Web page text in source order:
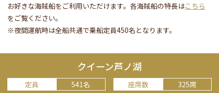
お好きな海賊船をご利用いただけます。各海賊船の特長はこちら
をご覧ください。
※夜間運航時は全船共通で乗船定員450名となります。
クイーン芦ノ湖
定員 541名 座席数 325席